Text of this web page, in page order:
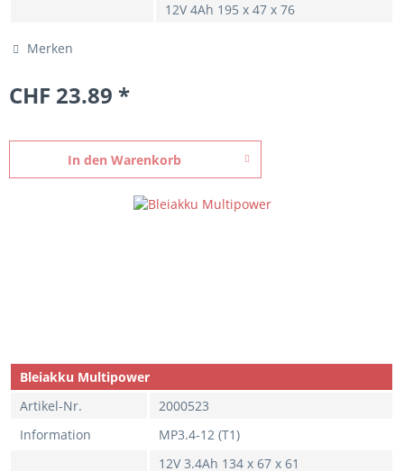
12V 4Ah 195 x 47 x 76
Merken
CHF 23.89 *
In den Warenkorb
Bleiakku Multipower
Artikel-Nr.
2000523
Information
MP3.4-12 (T1)
12V 3.4Ah 134 x 67 x 61